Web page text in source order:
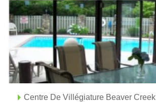
Centre De Villégiature Beaver Creek